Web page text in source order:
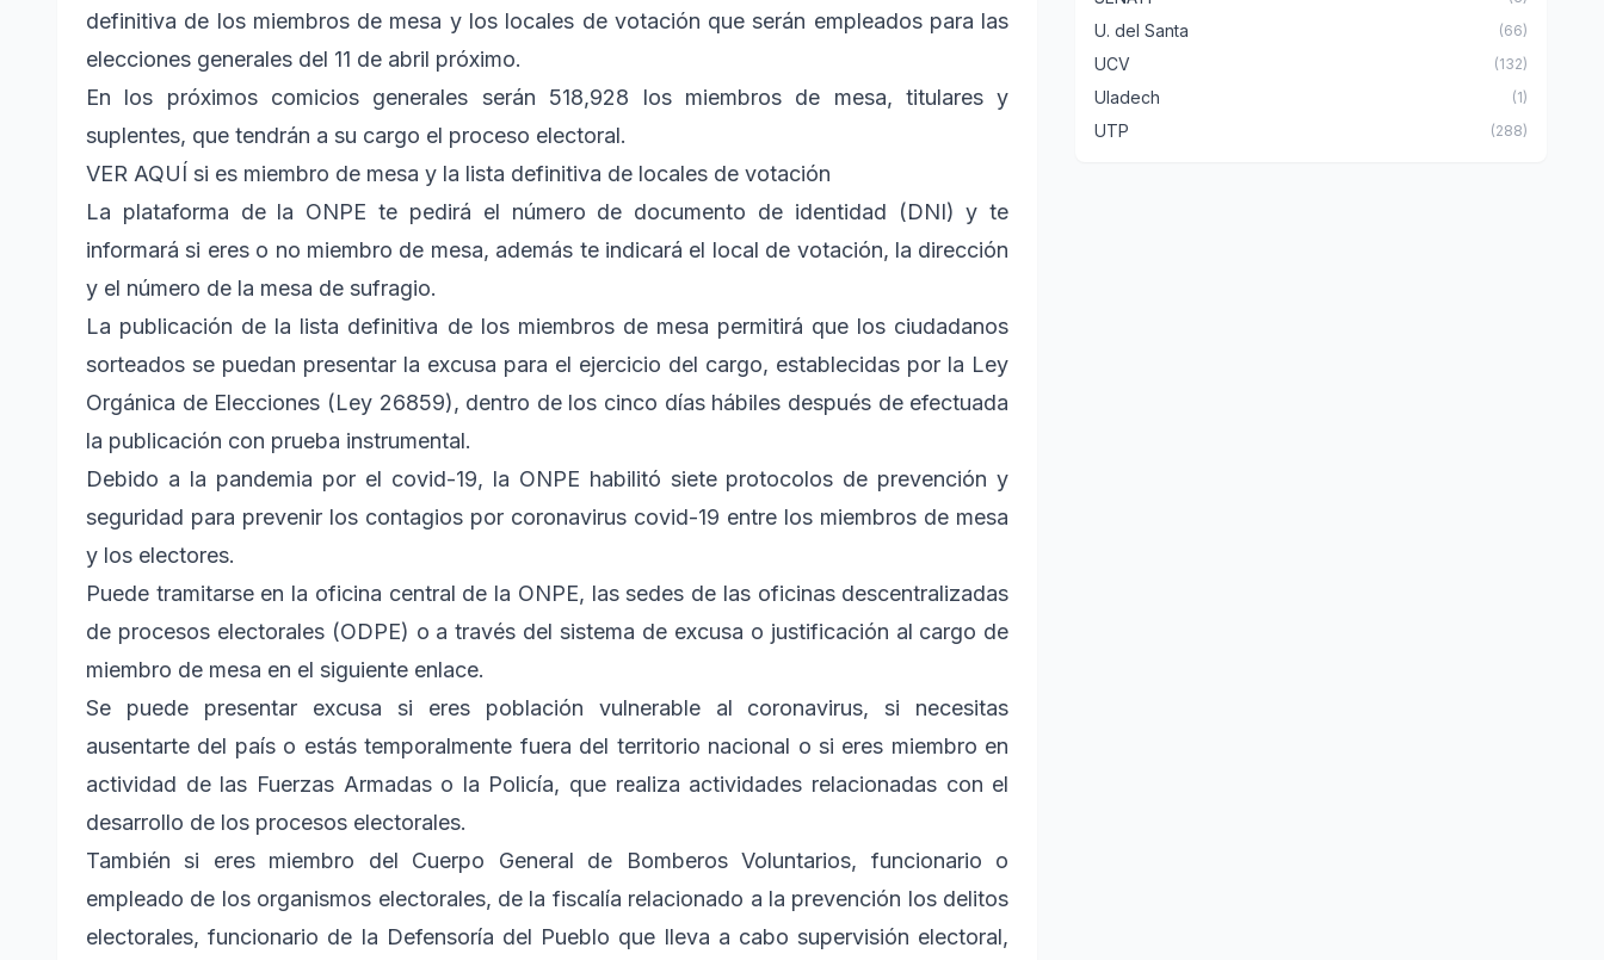
definitiva de los miembros de mesa y los locales de votación que serán empleados para las
elecciones generales del 11 de abril próximo.
En los próximos comicios generales serán 518,928 los miembros de mesa, titulares y
suplentes, que tendrán a su cargo el proceso electoral.
VER AQUÍ si es miembro de mesa y la lista definitiva de locales de votación
La plataforma de la ONPE te pedirá el número de documento de identidad (DNI) y te
informará si eres o no miembro de mesa, además te indicará el local de votación, la dirección
y el número de la mesa de sufragio.
La publicación de la lista definitiva de los miembros de mesa permitirá que los ciudadanos
sorteados se puedan presentar la excusa para el ejercicio del cargo, establecidas por la Ley
Orgánica de Elecciones (Ley 26859), dentro de los cinco días hábiles después de efectuada
la publicación con prueba instrumental.
Debido a la pandemia por el covid-19, la ONPE habilitó siete protocolos de prevención y
seguridad para prevenir los contagios por coronavirus covid-19 entre los miembros de mesa
y los electores.
Puede tramitarse en la oficina central de la ONPE, las sedes de las oficinas descentralizadas
de procesos electorales (ODPE) o a través del sistema de excusa o justificación al cargo de
miembro de mesa en el siguiente enlace.
Se puede presentar excusa si eres población vulnerable al coronavirus, si necesitas
ausentarte del país o estás temporalmente fuera del territorio nacional o si eres miembro en
actividad de las Fuerzas Armadas o la Policía, que realiza actividades relacionadas con el
desarrollo de los procesos electorales.
También si eres miembro del Cuerpo General de Bomberos Voluntarios, funcionario o
empleado de los organismos electorales, de la fiscalía relacionado a la prevención los delitos
electorales, funcionario de la Defensoría del Pueblo que lleva a cabo supervisión electoral,
U. del Santa (66)
UCV (132)
Uladech (1)
UTP (288)